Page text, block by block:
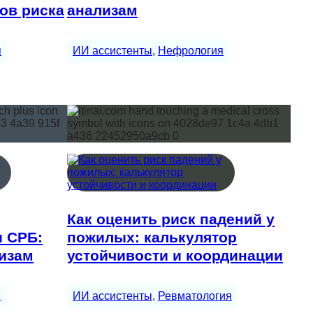
рискаанализам
ИИ ассистенты, Нефрология
СРБ:
Как оценить риск падений у
пожилых: калькулятор
устойчивости и координации
ИИ ассистенты, Ревматология